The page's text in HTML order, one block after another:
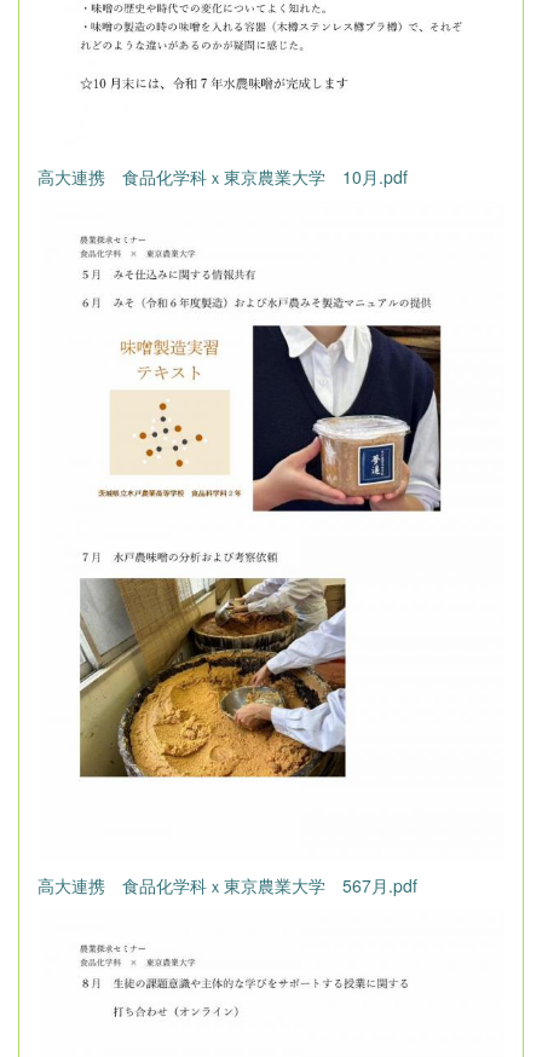
高大連携 食品化学科ｘ東京農業大学 10月.pdf
高大連携 食品化学科ｘ東京農業大学 567月.pdf